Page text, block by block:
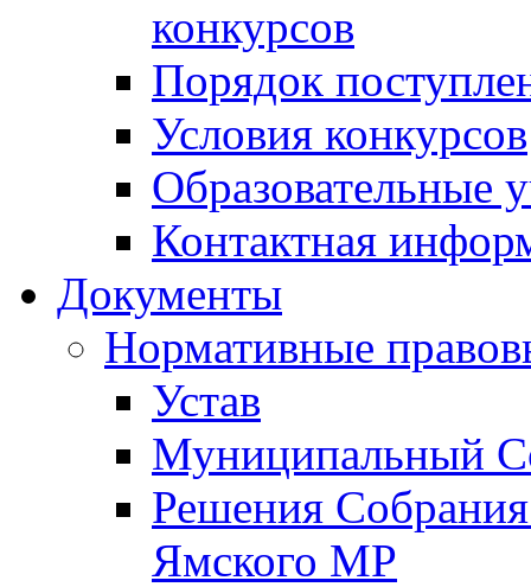
конкурсов
Порядок
Условия конкурсов
Образовательные
Контактная
Документы
Нормативные
Устав
Муниципальный
Решения
Ямского МР